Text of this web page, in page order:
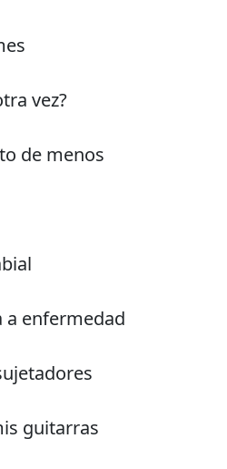
vez?
de menos
a enfermedad
guitarras